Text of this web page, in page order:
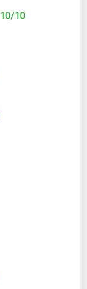
10/10